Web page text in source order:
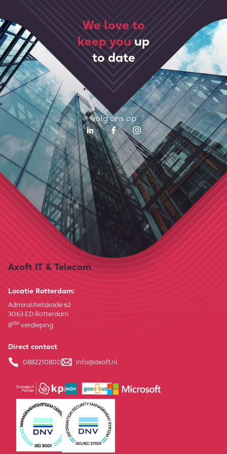
We love to
keep youup
to date
volg ons op
Axoft IT & Telecom
Locatie Rotterdam:
Admiraliteitskade 62
3063 ED Rotterdam
8ste verdieping
Direct contact
0882210800 info@axoft.nl